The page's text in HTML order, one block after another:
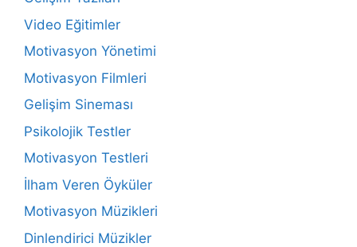
Video Eğitimler
Motivasyon Yönetimi
Motivasyon Filmleri
Gelişim Sineması
Psikolojik Testler
Motivasyon Testleri
İlham Veren Öyküler
Motivasyon Müzikleri
Dinlendirici Müzikler